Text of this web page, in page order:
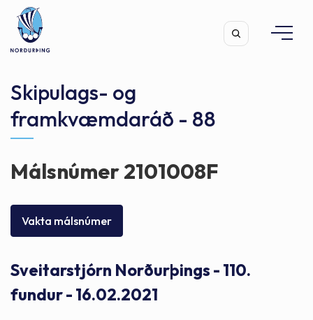
Leita
Skipulags- og
framkvæmdaráð - 88
Málsnúmer 2101008F
Vakta málsnúmer
Sveitarstjórn Norðurþings - 110.
fundur - 16.02.2021